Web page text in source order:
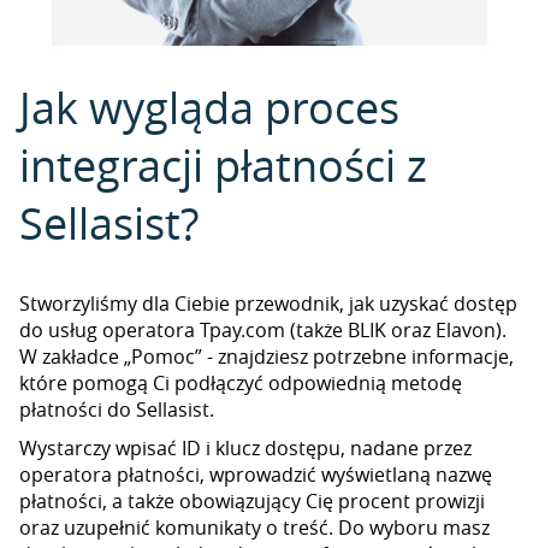
Jak wygląda proces
integracji płatności z
Sellasist?
Stworzyliśmy dla Ciebie przewodnik, jak uzyskać dostęp
do usług operatora Tpay.com (także BLIK oraz Elavon).
W zakładce „Pomoc” - znajdziesz potrzebne informacje,
które pomogą Ci podłączyć odpowiednią metodę
płatności do Sellasist.
Wystarczy wpisać ID i klucz dostępu, nadane przez
operatora płatności, wprowadzić wyświetlaną nazwę
płatności, a także obowiązujący Cię procent prowizji
oraz uzupełnić komunikaty o treść. Do wyboru masz